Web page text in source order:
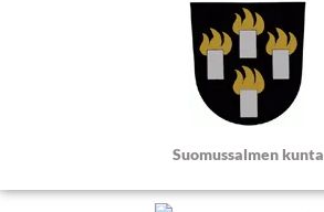
Suomussalmen kunta